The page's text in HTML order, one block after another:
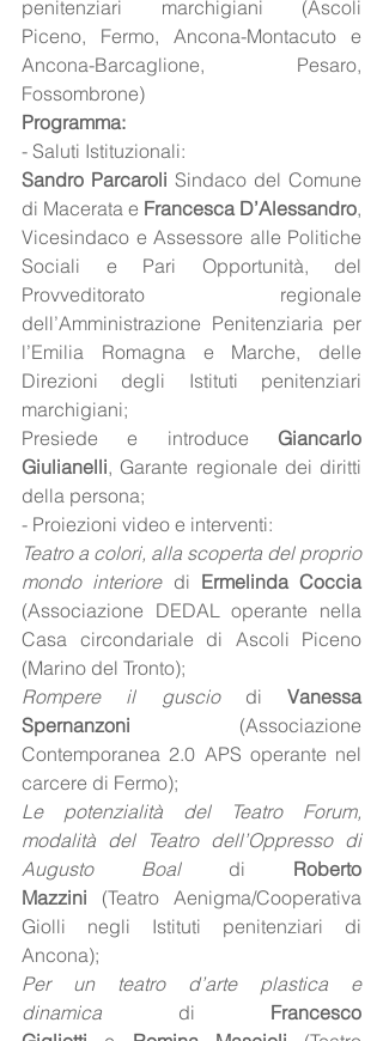
penitenziari marchigiani (Ascoli
Piceno, Fermo, Ancona-Montacuto e
Ancona-Barcaglione, Pesaro,
Fossombrone)
Programma:
- Saluti Istituzionali:
Sandro Parcaroli Sindaco del Comune
di Macerata e Francesca D’Alessandro,
Vicesindaco e Assessore alle Politiche
Sociali e Pari Opportunità, del
Provveditorato regionale
dell’Amministrazione Penitenziaria per
l’Emilia Romagna e Marche, delle
Direzioni degli Istituti penitenziari
marchigiani;
Presiede e introduce Giancarlo
Giulianelli, Garante regionale dei diritti
della persona;
- Proiezioni video e interventi:
Teatro a colori, alla scoperta del proprio
mondo interiore di
(Associazione DEDAL operante nella
Casa circondariale di Ascoli Piceno
(Marino del Tronto);
Rompere il guscio di Vanessa
Spernanzoni (Associazione
Contemporanea 2.0 APS operante nel
carcere di Fermo);
Le potenzialità del Teatro Forum,
modalità del Teatro dell’Oppresso di
Augusto Boal di Roberto
Mazzini (Teatro Aenigma/Cooperativa
Giolli negli Istituti penitenziari di
Ancona);
Per un teatro d’arte plastica e
dinamica di Francesco